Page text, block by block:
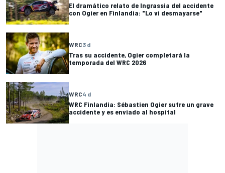
El dramático relato de Ingrassia del accidente
con Ogier en Finlandia: "Lo vi desmayarse"
WRC3 d
Tras su accidente, Ogier completará la
temporada del WRC 2026
WRC4 d
WRC Finlandia: Sébastien Ogier sufre un grave
accidente y es enviado al hospital